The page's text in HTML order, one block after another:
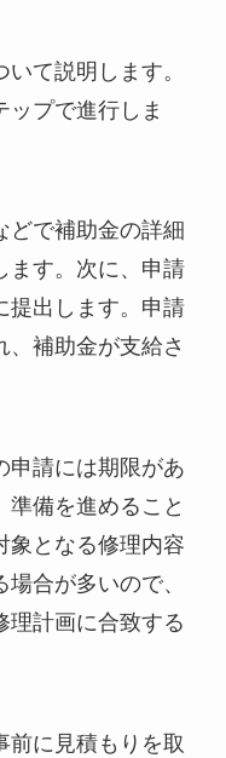
て説明します。
ップで進行しま
どで補助金の詳細
ます。次に、申請
提出します。申請
、補助金が支給さ
申請には期限があ
準備を進めること
象となる修理内容
合が多いので、
理計画に合致する
前に見積もりを取